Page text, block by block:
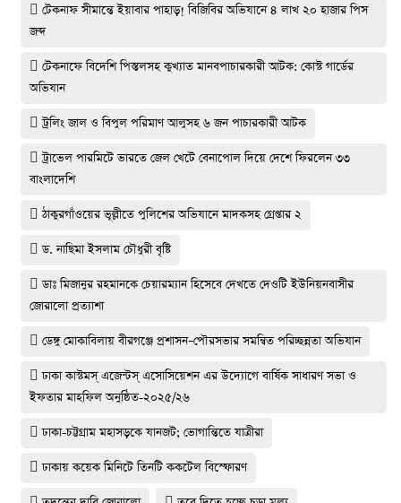
টেকনাফ সীমান্তে ইয়াবার পাহাড়! বিজিবির অভিযানে ৪ লাখ ২০ হাজার পিস
জব্দ
টেকনাফে বিদেশি পিস্তলসহ কুখ্যাত মানবপাচারকারী আটক: কোস্ট গার্ডের
অভিযান
ট্রলিং জাল ও বিপুল পরিমাণ আলুসহ ৬ জন পাচারকারী আটক
ট্রাভেল পারমিটে ভারতে জেল খেটে বেনাপোল দিয়ে দেশে ফিরলেন ৩৩
বাংলাদেশি
ঠাকুরগাঁওয়ের ভূল্লীতে পুলিশের অভিযানে মাদকসহ গ্রেপ্তার ২
ড. নাছিমা ইসলাম চৌধুরী বৃষ্টি
ডাঃ মিজানুর রহমানকে চেয়ারম্যান হিসেবে দেখতে দেওটি ইউনিয়নবাসীর
জোরালো প্রত্যাশা
ডেঙ্গু মোকাবিলায় বীরগঞ্জে প্রশাসন–পৌরসভার সমন্বিত পরিচ্ছন্নতা অভিযান
ঢাকা কাস্টমস্ এজেন্টস্ এসোসিয়েশন এর উদ্যোগে বার্ষিক সাধারণ সভা ও
ইফতার মাহফিল অনুষ্ঠিত-২০২৫/২৬
ঢাকা-চট্টগ্রাম মহাসড়কে যানজট; ভোগান্তিতে যাত্রীরা
ঢাকায় কয়েক মিনিটে তিনটি ককটেল বিস্ফোরণ